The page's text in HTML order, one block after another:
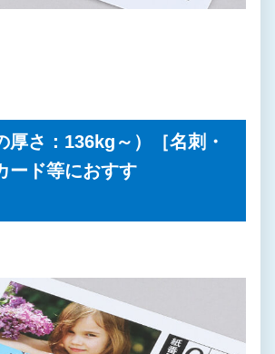
厚さ：136kg～）［名刺・
ード等におすす